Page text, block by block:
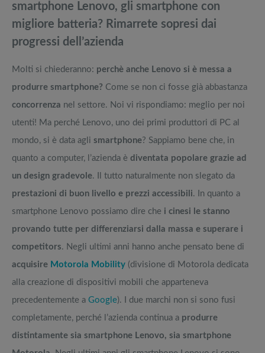
La tanto attesa nuova linea di iPhone 13 è arrivata: ve la presentiamo
Offerte robot aspirapolvere da non perdere nella Black Friday Week
smartphone Lenovo, gli smartphone con
migliore batteria? Rimarrete sopresi dai
progressi dell’azienda
Molti si chiederanno: perchè anche Lenovo si è messa a
produrre smartphone? Come se non ci fosse già abbastanza
concorrenza nel settore. Noi vi rispondiamo: meglio per noi
utenti! Ma perché Lenovo, uno dei primi produttori di PC al
mondo, si è data agli smartphone? Sappiamo bene che, in
quanto a computer, l’azienda è diventata popolare grazie ad
un design gradevole. Il tutto naturalmente non slegato da
prestazioni di buon livello e prezzi accessibili. In quanto a
smartphone Lenovo possiamo dire che i cinesi le stanno
provando tutte per differenziarsi dalla massa e superare i
competitors. Negli ultimi anni hanno anche pensato bene di
acquisire Motorola Mobility (divisione di Motorola dedicata
alla creazione di dispositivi mobili che apparteneva
precedentemente a Google). I due marchi non si sono fusi
completamente, perché l’azienda continua a produrre
distintamente sia smartphone Lenovo, sia smartphone